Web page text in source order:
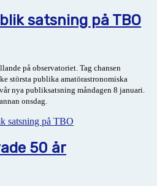
satsning på TBO
på observatoriet. Tag chansen
största publika amatörastronomiska
nya publiksatsning måndagen 8 januari.
onsdag.
satsning på TBO
50 år